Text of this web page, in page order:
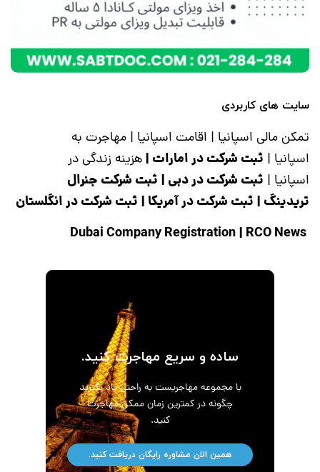
سایت های کاربردی
تمکن مالی اسپانیا | اقامت اسپانیا | مهاجرت به
اسپانیا | ثبت شرکت در امارات |هزینه زندگی در
اسپانیا | ثبت شرکت در دبی | ثبت شرکت جنرال
تریدینگ | ثبت شرکت در آمریکا | ثبت شرکت در انگلستان
| RCO News
ساده و سریع مهاجرت کنید.
با مجموعه مهاجریست به راحتی یاد بگیرید
چگونه در کمترین زمان ممکن مهاجرت
کنید.
همین الان مشاوره رایگان دریافت کنید.